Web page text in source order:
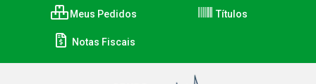
Meus Pedidos Títulos
Notas Fiscais